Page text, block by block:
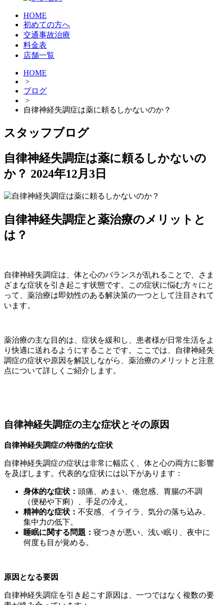
HOME
初めての方へ
交通事故治療
料金表
店舗一覧
HOME
>
ブログ
>
自律神経失調症は薬に頼るしかないのか？
スタッフブログ
自律神経失調症は薬に頼るしかないの
か？ 2024年12月3日
自律神経失調症と薬治療のメリットと
は？
自律神経失調症は、体と心のバランスが乱れることで、さま
ざまな症状を引き起こす状態です。この症状に悩む方々にと
って、薬治療は即効性のある解決策の一つとして注目されて
います。
薬治療の主な目的は、症状を緩和し、患者様が日常生活をよ
り快適に送れるようにすることです。ここでは、自律神経失
調症の症状や原因を解説しながら、薬治療のメリットと注意
点について詳しくご紹介します。
自律神経失調症の主な症状とその原因
自律神経失調症の特徴的な症状
自律神経失調症の症状は非常に幅広く、体と心の両方に影響
を及ぼします。代表的な症状には以下があります：
身体的な症状： 頭痛、めまい、倦怠感、胃腸の不調
（便秘や下痢）、手足の冷え。
精神的な症状： 不安感、イライラ、気分の落ち込み、
集中力の低下。
睡眠に関する問題： 寝つきが悪い、浅い眠り、夜中に
何度も目が覚める。
原因となる要因
自律神経失調症を引き起こす原因は、一つではなく複数の要